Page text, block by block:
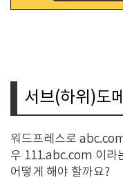
서브(하위)도
워드프레스로
우 111.abc.com 이라
어떻게 해야 할까요?